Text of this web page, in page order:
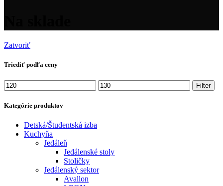
Zatvoriť
Triediť podľa ceny
Minimálna
cena
Maximálna
cena
Filter
Kategórie produktov
Detská/Študentská izba
Kuchyňa
Jedáleň
Jedálenské stoly
Stoličky
Jedálenský sektor
Avallon